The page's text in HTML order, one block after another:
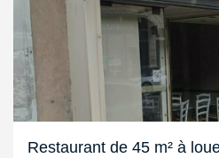
Restaurant de 45 m² à